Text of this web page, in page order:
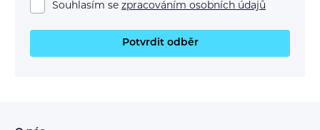
Souhlasím se zpracováním osobních údajů
Potvrdit odběr